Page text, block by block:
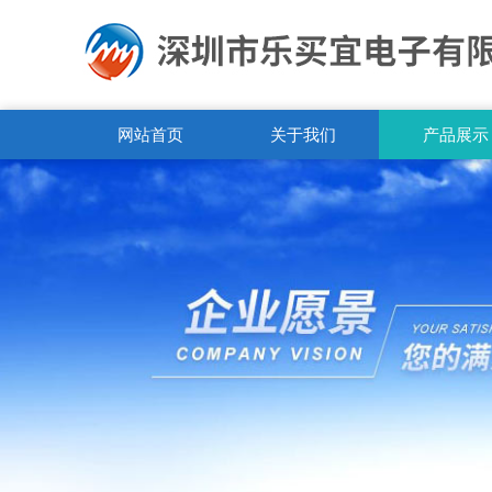
网站首页 关于我们 产品展示